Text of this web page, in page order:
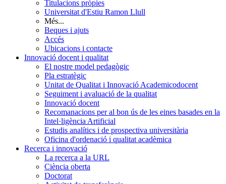
Titulacions pròpies
Universitat d'Estiu Ramon Llull
Més...
Beques i ajuts
Accés
Ubicacions i contacte
Innovació docent i qualitat
El nostre model pedagògic
Pla estratègic
Unitat de Qualitat i Innovació Academicodocent
Seguiment i avaluació de la qualitat
Innovació docent
Recomanacions per al bon ús de les eines basades en la
Intel·ligència Artificial
Estudis analítics i de prospectiva universitària
Oficina d'ordenació i qualitat acadèmica
Recerca i innovació
La recerca a la URL
Ciència oberta
Doctorat